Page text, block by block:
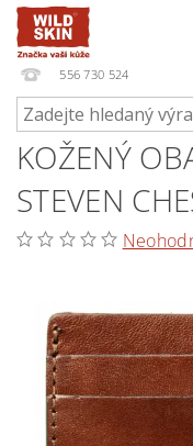
556 730 524
KOŽENÝ
STEVEN